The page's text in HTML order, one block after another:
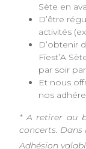
Sète en
D’être
activités
D’obtenir
Fiest’A
par soir
Et nous
nos
* A retirer au
concerts.
Adhésion